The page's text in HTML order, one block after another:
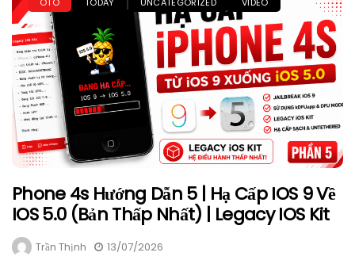
Phone 4s Hướng Dẫn 5 | Hạ Cấp IOS 9 Về
IOS 5.0 (Bản Thấp Nhất) | Legacy IOS Kit
Trần Thịnh 13/07/2026